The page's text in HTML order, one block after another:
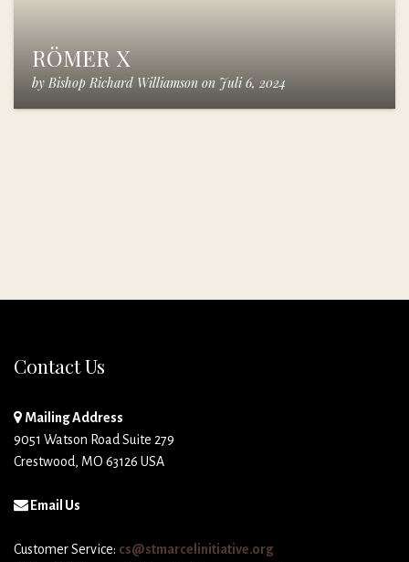
RÖMER X
by Bishop Richard Williamson on Juli 6, 2024
Contact Us
Mailing Address
9051 Watson Road Suite 279
Crestwood, MO 63126 USA
Email Us
Customer Service: cs@stmarcelinitiative.org